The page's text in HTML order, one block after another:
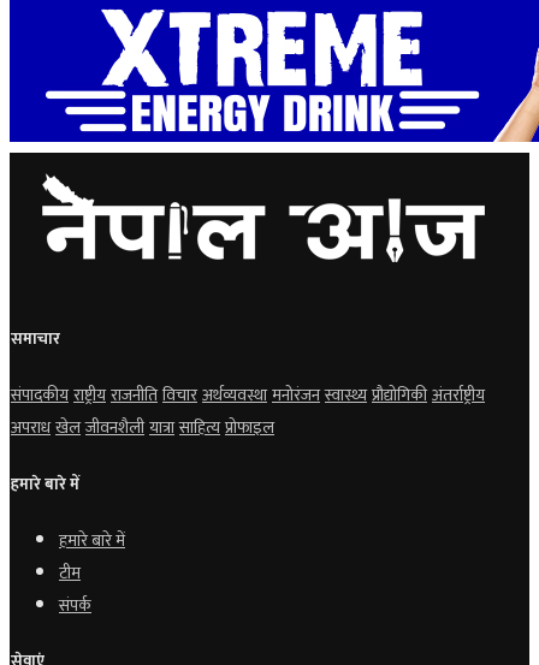
समाचार
संपादकीयराष्ट्रीयराजनीतिविचारअर्थव्यवस्थामनोरंजनस्वास्थ्यप्रौद्योगिकीअंतर्राष्ट्रीय
अपराधखेलजीवनशैलीयात्रासाहित्यप्रोफाइल
हमारे बारे में
हमारे बारे में
टीम
संपर्क